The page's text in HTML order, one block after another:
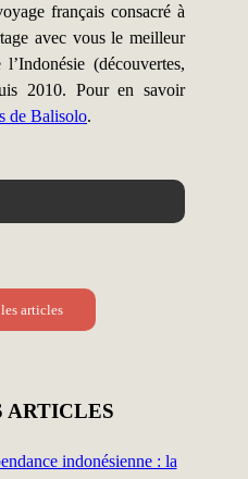
français consacré à
avec vous le meilleur
(découvertes,
2010. Pour en savoir
de Balisolo.
articles
ARTICLES
indonésienne : la